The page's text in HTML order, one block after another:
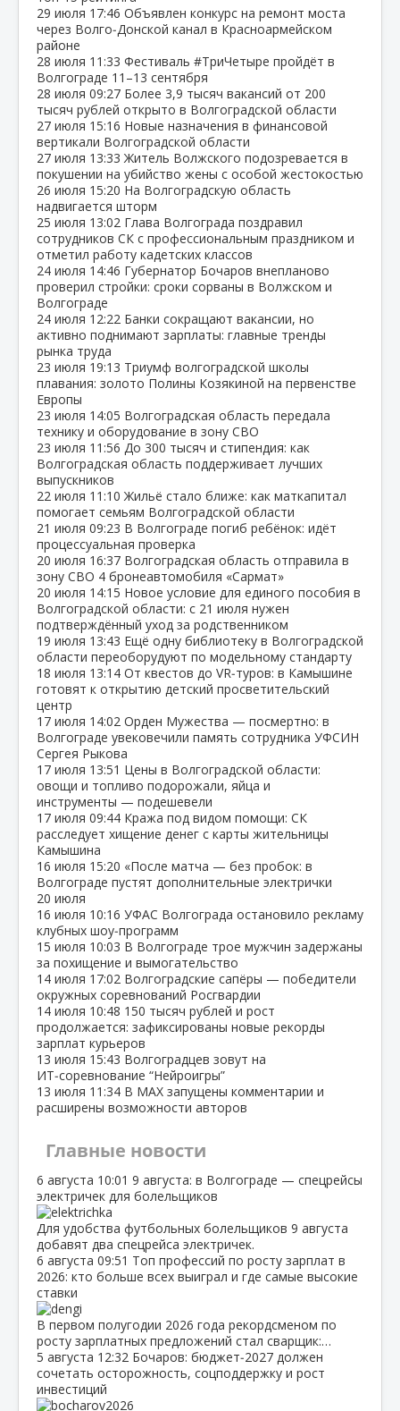
29 июля 17:46 Объявлен конкурс на ремонт моста
через Волго‑Донской канал в Красноармейском
районе
28 июля 11:33 Фестиваль #ТриЧетыре пройдёт в
Волгограде 11–13 сентября
28 июля 09:27 Более 3,9 тысяч вакансий от 200
тысяч рублей открыто в Волгоградской области
27 июля 15:16 Новые назначения в финансовой
вертикали Волгоградской области
27 июля 13:33 Житель Волжского подозревается в
покушении на убийство жены с особой жестокостью
26 июля 15:20 На Волгоградскую область
надвигается шторм
25 июля 13:02 Глава Волгограда поздравил
сотрудников СК с профессиональным праздником и
отметил работу кадетских классов
24 июля 14:46 Губернатор Бочаров внепланово
проверил стройки: сроки сорваны в Волжском и
Волгограде
24 июля 12:22 Банки сокращают вакансии, но
активно поднимают зарплаты: главные тренды
рынка труда
23 июля 19:13 Триумф волгоградской школы
плавания: золото Полины Козякиной на первенстве
Европы
23 июля 14:05 Волгоградская область передала
технику и оборудование в зону СВО
23 июля 11:56 До 300 тысяч и стипендия: как
Волгоградская область поддерживает лучших
выпускников
22 июля 11:10 Жильё стало ближе: как маткапитал
помогает семьям Волгоградской области
21 июля 09:23 В Волгограде погиб ребёнок: идёт
процессуальная проверка
20 июля 16:37 Волгоградская область отправила в
зону СВО 4 бронеавтомобиля «Сармат»
20 июля 14:15 Новое условие для единого пособия в
Волгоградской области: с 21 июля нужен
подтверждённый уход за родственником
19 июля 13:43 Ещё одну библиотеку в Волгоградской
области переоборудуют по модельному стандарту
18 июля 13:14 От квестов до VR‑туров: в Камышине
готовят к открытию детский просветительский
центр
17 июля 14:02 Орден Мужества — посмертно: в
Волгограде увековечили память сотрудника УФСИН
Сергея Рыкова
17 июля 13:51 Цены в Волгоградской области:
овощи и топливо подорожали, яйца и
инструменты — подешевели
17 июля 09:44 Кража под видом помощи: СК
расследует хищение денег с карты жительницы
Камышина
16 июля 15:20 «После матча — без пробок: в
Волгограде пустят дополнительные электрички
20 июля
16 июля 10:16 УФАС Волгограда остановило рекламу
клубных шоу‑программ
15 июля 10:03 В Волгограде трое мужчин задержаны
за похищение и вымогательство
14 июля 17:02 Волгоградские сапёры — победители
окружных соревнований Росгвардии
14 июля 10:48 150 тысяч рублей и рост
продолжается: зафиксированы новые рекорды
зарплат курьеров
13 июля 15:43 Волгоградцев зовут на
ИТ‑соревнование “Нейроигры”
13 июля 11:34 В МАХ запущены комментарии и
расширены возможности авторов
Главные новости
6 августа 10:01 9 августа: в Волгограде — спецрейсы
электричек для болельщиков
Для удобства футбольных болельщиков 9 августа
добавят два спецрейса электричек.
6 августа 09:51 Топ профессий по росту зарплат в
2026: кто больше всех выиграл и где самые высокие
ставки
В первом полугодии 2026 года рекордсменом по
росту зарплатных предложений стал сварщик:…
5 августа 12:32 Бочаров: бюджет‑2027 должен
сочетать осторожность, соцподдержку и рост
инвестиций